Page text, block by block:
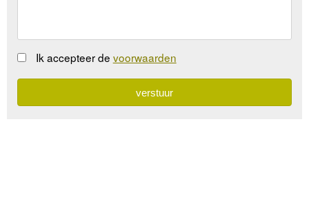
Ik accepteer de voorwaarden